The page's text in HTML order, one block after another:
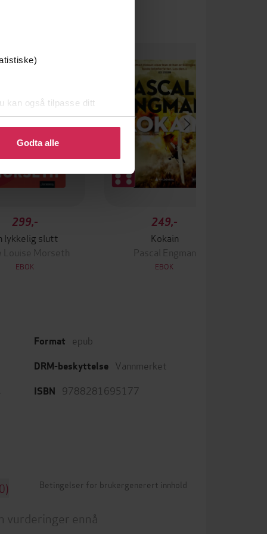
kan også tilpasse ditt
eller endre ditt samtykke.
Godta alle
på tilbud
299,-
lykkelig slutt
Louise Morseth
EBOK
249,-
Kokain
Pascal Engman
EBOK
Format epub
DRM-beskyttelse Vannmerket
ISBN 9788281695177
Betingelser for brukergenerert innhold
vurderinger ennå